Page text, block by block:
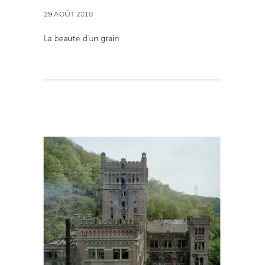
29 AOÛT 2010
La beauté d’un grain.